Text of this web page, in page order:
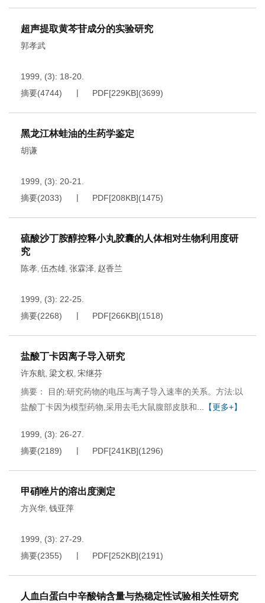
超声提取黄芩苷成分的实验研究
郭孝武
1999, (3): 18-20.
摘要(4744) PDF[229KB](3699)
黑龙江林蛙油的生药学鉴定
胡谦
1999, (3): 20-21.
摘要(2033) PDF[208KB](1475)
硫酸沙丁胺醇控释小丸胶囊的人体相对生物利用度研
究
陈孝, 伍杰雄, 张霖泽, 赵香兰
1999, (3): 22-25.
摘要(2268) PDF[266KB](1518)
盐酸丁卡因离子导入研究
许东航, 梁文权, 宋继芬
摘要： 目的:研究药物的电压与离子导入速率的关系。方法:以
盐酸丁卡因为模型药物,采用去毛大鼠腹部皮肤和 ...【更多+】
1999, (3): 26-27.
摘要(2189) PDF[241KB](1296)
甲硝唑片的溶出度测定
方兴华, 钱亚萍
1999, (3): 27-29.
摘要(2355) PDF[252KB](2191)
人血白蛋白中辛酸钠含量与热稳定性试验相关性研究